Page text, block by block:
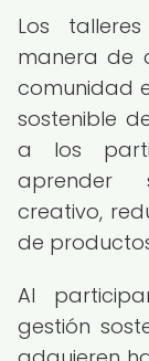
Los
manera de
comunidad
sostenible
a los
aprender
creativo,
de
Al
gestión